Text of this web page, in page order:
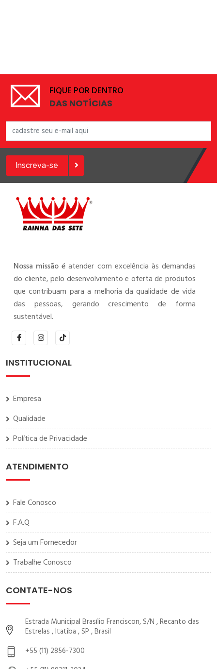
FIQUE POR DENTRO
DAS NOTÍCIAS
Inscreva-se
Nossa missão é atender com excelência às demandas
do cliente, pelo desenvolvimento e oferta de produtos
que contribuam para a melhoria da qualidade de vida
das pessoas, gerando crescimento de forma
sustentável.
INSTITUCIONAL
Empresa
Qualidade
Política de Privacidade
ATENDIMENTO
Fale Conosco
F.A.Q
Seja um Fornecedor
Trabalhe Conosco
CONTATE-NOS
Estrada Municipal Brasílio Franciscon, S/N , Recanto das
Estrelas , Itatiba , SP , Brasil
+55 (11) 2856-7300